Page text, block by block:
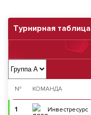
Турнирная таблица
№ КОМАНДА
1 Инвестресурс